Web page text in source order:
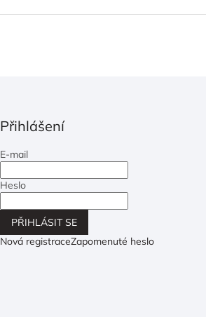
Přihlášení
E-mail
Heslo
PŘIHLÁSIT SE
Nová registraceZapomenuté heslo